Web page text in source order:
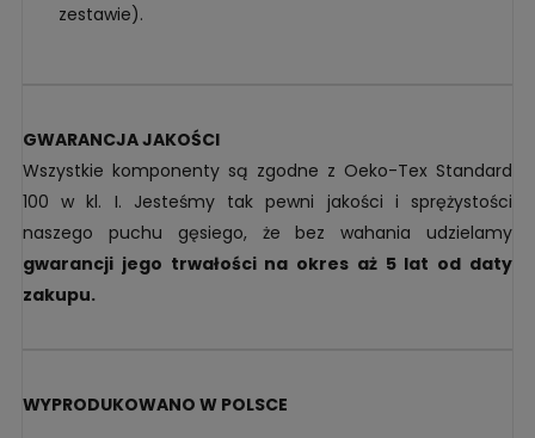
zestawie).
GWARANCJA JAKOŚCI
Wszystkie komponenty są zgodne z Oeko-Tex Standard
100 w kl. I. Jesteśmy tak pewni jakości i sprężystości
naszego puchu gęsiego, że bez wahania udzielamy
gwarancji jego trwałości na okres aż 5 lat od daty
zakupu.
WYPRODUKOWANO W POLSCE